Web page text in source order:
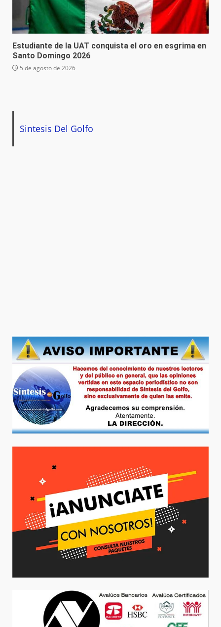
Estudiante de la UAT conquista el oro en esgrima en
Santo Domingo 2026
5 de agosto de 2026
Sintesis Del Golfo